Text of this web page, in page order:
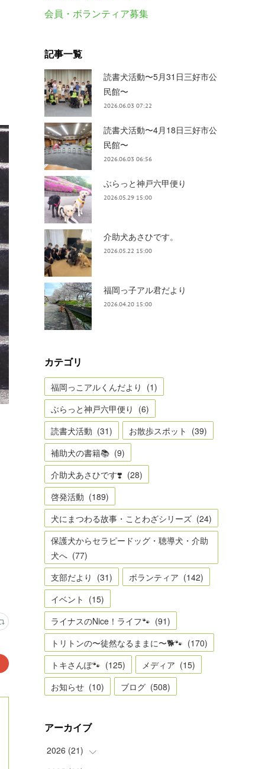
会員・ボランティア募集
記事一覧
読書犬活動〜5月31日三好市公
民館〜
2026.06.03 07:22
読書犬活動〜4月18日三好市公
民館〜
2026.06.03 06:56
ぶらっと神戸六甲便り
2026.05.29 15:00
介助犬あさひです。
2026.05.22 15:00
福岡っ子アル君だより
2026.04.20 15:00
カテゴリ
福岡っこアルくんだより (1)
ぶらっと神戸六甲便り (6)
読書犬活動 (31) お散歩スポット (39)
補助犬の書籍📚 (9)
介助犬あさひです❣️ (28)
啓発活動 (189)
犬にまつわる故事・ことわざシリーズ (24)
保護犬からセラピードッグ・聴導犬・介助
犬へ (77)
支部だより (31) ボランティア (142)
イベント (15)
ライナスのNice！ライフ🐾 (91)
トリトンの〜徒然なるままに〜🐕🐾 (170)
トキさんぽ🐾 (125) メディア (15)
お知らせ (10) ブログ (508)
アーカイブ
2026 (21)